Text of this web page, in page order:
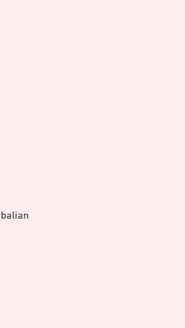
dan kesehatan, JETE LUXE
190mAh yang tangguh.
3-5 hari untuk penggunaan
1GB memungkinkan pengguna
pendukung lainnya antara lain